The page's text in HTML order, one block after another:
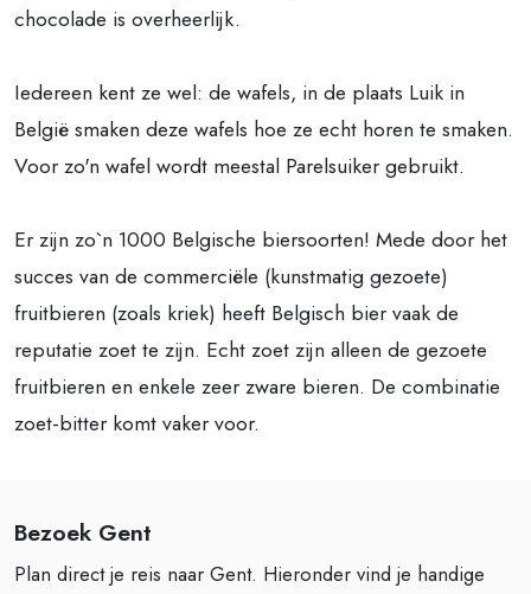
chocolade is overheerlijk.
Iedereen kent ze wel: de wafels, in de plaats Luik in
België smaken deze wafels hoe ze echt horen te smaken.
Voor zo'n wafel wordt meestal Parelsuiker gebruikt.
Er zijn zo`n 1000 Belgische biersoorten! Mede door het
succes van de commerciële (kunstmatig gezoete)
fruitbieren (zoals kriek) heeft Belgisch bier vaak de
reputatie zoet te zijn. Echt zoet zijn alleen de gezoete
fruitbieren en enkele zeer zware bieren. De combinatie
zoet-bitter komt vaker voor.
Bezoek Gent
Plan direct je reis naar Gent. Hieronder vind je handige